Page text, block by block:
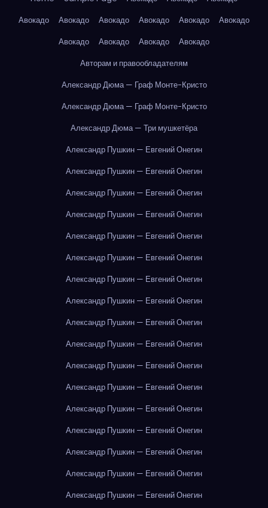
Авокадо
Авокадо Авокадо Авокадо Авокадо
Авокадо
Авокадо
Авокадо Авокадо
Авокадо
Авторам и правообладателям
Александр Дюма — Граф Монте-Кристо
Александр Дюма — Граф Монте-Кристо
Александр Дюма — Три мушкетёра
Александр Пушкин — Евгений Онегин
Александр Пушкин — Евгений Онегин
Александр Пушкин — Евгений Онегин
Александр Пушкин — Евгений Онегин
Александр Пушкин — Евгений Онегин
Александр Пушкин — Евгений Онегин
Александр Пушкин — Евгений Онегин
Александр Пушкин — Евгений Онегин
Александр Пушкин — Евгений Онегин
Александр Пушкин — Евгений Онегин
Александр Пушкин — Евгений Онегин
Александр Пушкин — Евгений Онегин
Александр Пушкин — Евгений Онегин
Александр Пушкин — Евгений Онегин
Александр Пушкин — Евгений Онегин
Александр Пушкин — Евгений Онегин
Александр Пушкин — Евгений Онегин